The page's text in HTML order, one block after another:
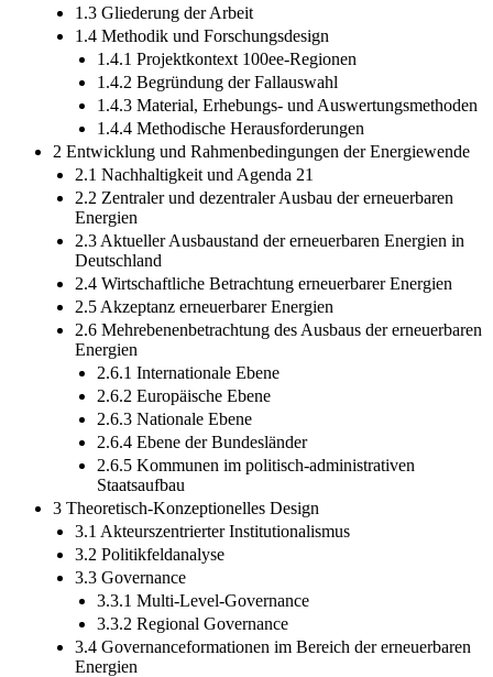
1.3 Gliederung der Arbeit
1.4 Methodik und Forschungsdesign
1.4.1 Projektkontext 100ee-Regionen
1.4.2 Begründung der Fallauswahl
1.4.3 Material, Erhebungs- und Auswertungsmethoden
1.4.4 Methodische Herausforderungen
2 Entwicklung und Rahmenbedingungen der Energiewende
2.1 Nachhaltigkeit und Agenda 21
2.2 Zentraler und dezentraler Ausbau der erneuerbaren
Energien
2.3 Aktueller Ausbaustand der erneuerbaren Energien in
Deutschland
2.4 Wirtschaftliche Betrachtung erneuerbarer Energien
2.5 Akzeptanz erneuerbarer Energien
2.6 Mehrebenenbetrachtung des Ausbaus der erneuerbaren
Energien
2.6.1 Internationale Ebene
2.6.2 Europäische Ebene
2.6.3 Nationale Ebene
2.6.4 Ebene der Bundesländer
2.6.5 Kommunen im politisch-administrativen
Staatsaufbau
3 Theoretisch-Konzeptionelles Design
3.1 Akteurszentrierter Institutionalismus
3.2 Politikfeldanalyse
3.3 Governance
3.3.1 Multi-Level-Governance
3.3.2 Regional Governance
3.4 Governanceformationen im Bereich der erneuerbaren
Energien